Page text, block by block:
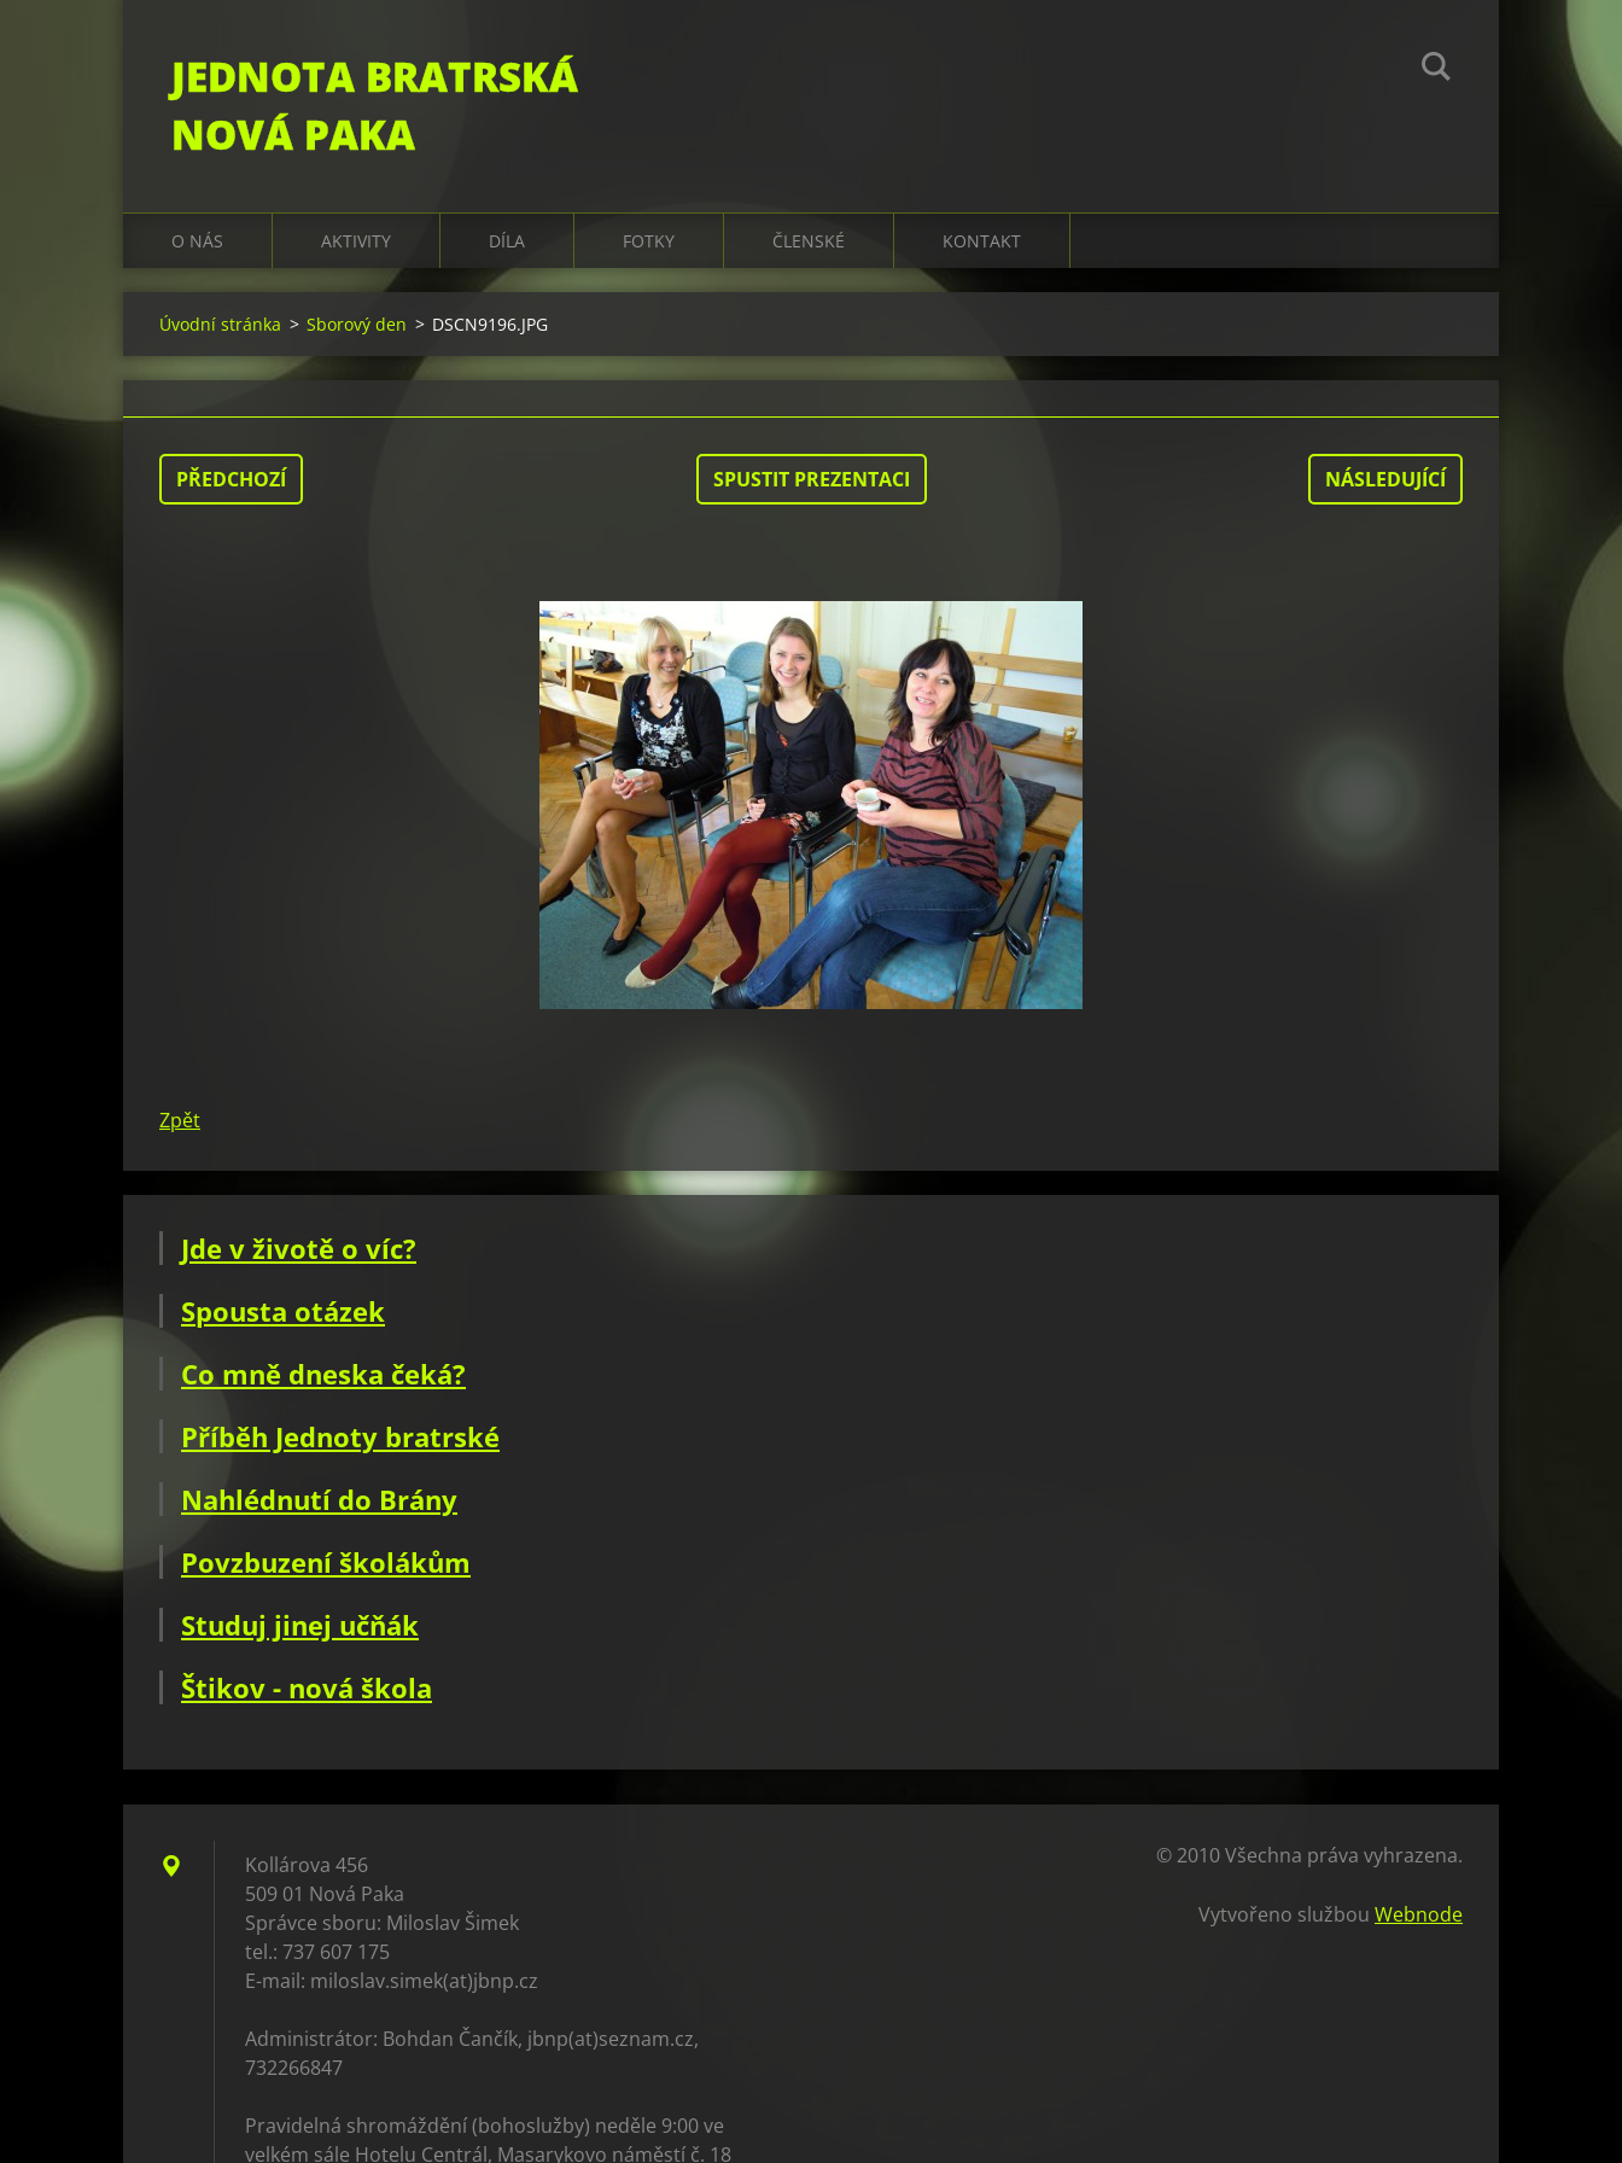
JEDNOTA BRATRSKÁ
NOVÁ PAKA
O NÁS AKTIVITY DÍLA FOTKY ČLENSKÉ KONTAKT
Úvodní stránka > Sborový den > DSCN9196.JPG
PŘEDCHOZÍ SPUSTIT PREZENTACI NÁSLEDUJÍCÍ
Zpět
Jde v životě o víc?
Spousta otázek
Co mně dneska čeká?
Příběh Jednoty bratrské
Nahlédnutí do Brány
Povzbuzení školákům
Studuj jinej učňák
Štikov - nová škola
Kollárova 456
509 01 Nová Paka
Správce sboru: Miloslav Šimek
tel.: 737 607 175
E-mail: miloslav.simek(at)jbnp.cz
Administrátor: Bohdan Čančík, jbnp(at)seznam.cz,
732266847
Pravidelná shromáždění (bohoslužby) neděle 9:00 ve
velkém sále Hotelu Centrál, Masarykovo náměstí č. 18
© 2010 Všechna práva vyhrazena.
Vytvořeno službou Webnode